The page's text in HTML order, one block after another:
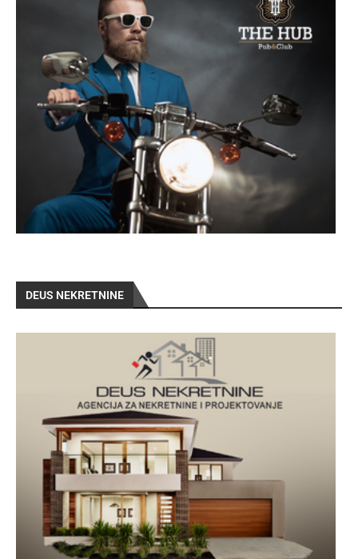
DEUS NEKRETNINE